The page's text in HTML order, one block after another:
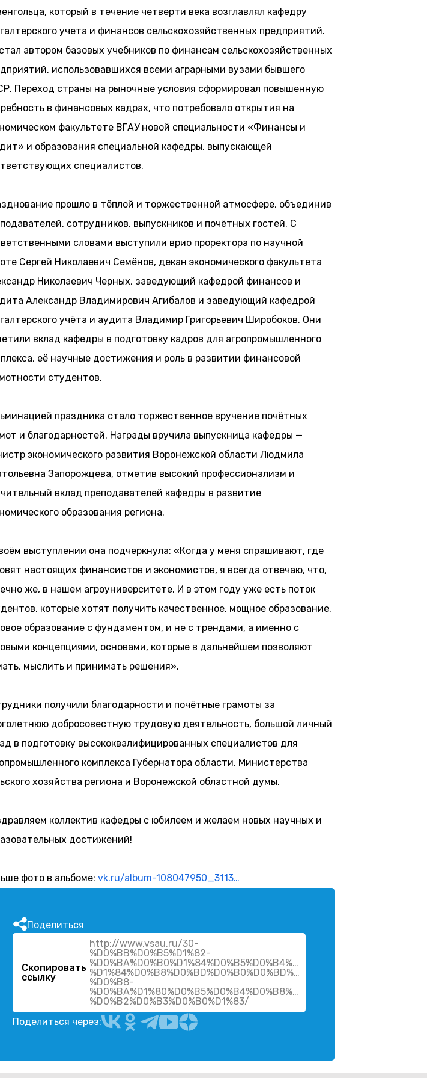
который в течение четверти века возглавлял кафедру
учета и финансов сельскохозяйственных предприятий.
автором базовых учебников по финансам сельскохозяйственных
использовавшихся всеми аграрными вузами бывшего
Переход страны на рыночные условия сформировал повышенную
в финансовых кадрах, что потребовало открытия на
факультете ВГАУ новой специальности «Финансы и
и образования специальной кафедры, выпускающей
специалистов.
прошло в тёплой и торжественной атмосфере, объединив
сотрудников, выпускников и почётных гостей. С
словами выступили врио проректора по научной
Сергей Николаевич Семёнов, декан экономического факультета
Николаевич Черных, заведующий кафедрой финансов и
Александр Владимирович Агибалов и заведующий кафедрой
учёта и аудита Владимир Григорьевич Широбоков. Они
вклад кафедры в подготовку кадров для агропромышленного
её научные достижения и роль в развитии финансовой
студентов.
праздника стало торжественное вручение почётных
и благодарностей. Награды вручила выпускница кафедры —
экономического развития Воронежской области Людмила
Запорожцева, отметив высокий профессионализм и
вклад преподавателей кафедры в развитие
образования региона.
выступлении она подчеркнула: «Когда у меня спрашивают, где
настоящих финансистов и экономистов, я всегда отвечаю, что,
же, в нашем агроуниверситете. И в этом году уже есть поток
которые хотят получить качественное, мощное образование,
образование с фундаментом, и не с трендами, а именно с
концепциями, основами, которые в дальнейшем позволяют
мыслить и принимать решения».
получили благодарности и почётные грамоты за
добросовестную трудовую деятельность, большой личный
в подготовку высококвалифицированных специалистов для
комплекса Губернатора области, Министерства
хозяйства региона и Воронежской областной думы.
коллектив кафедры с юбилеем и желаем новых научных и
достижений!
фото в альбоме: vk.ru/album-108047950_3113…
Поделиться
Скопировать
ссылку
http://www.vsau.ru/30-
%D0%BB%D0%B5%D1%82-
%D0%BA%D0%B0%D1%84%D0%B5%D0%B4%D1%80%D0%B5-
%D1%84%D0%B8%D0%BD%D0%B0%D0%BD%D1%81%D0%BE%D0%B2-
%D0%B8-
%D0%BA%D1%80%D0%B5%D0%B4%D0%B8%D1%82%D0%B0-
%D0%B2%D0%B3%D0%B0%D1%83/
Поделиться через: